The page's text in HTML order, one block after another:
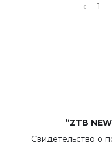
‹ 1
“ZTB
Свидетельство о